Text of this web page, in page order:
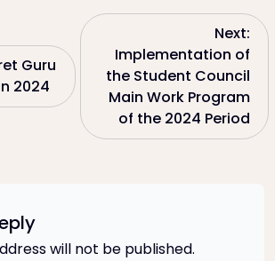
Guru
2024
Next:
Implementation of
the Student Council
Main Work Program
of the 2024 Period
will not be published.